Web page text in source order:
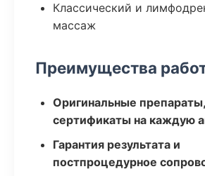
Классический и
массаж
Преимущества
Оригинальные препараты,
сертификаты на каждую
Гарантия результата и
постпроцедурное